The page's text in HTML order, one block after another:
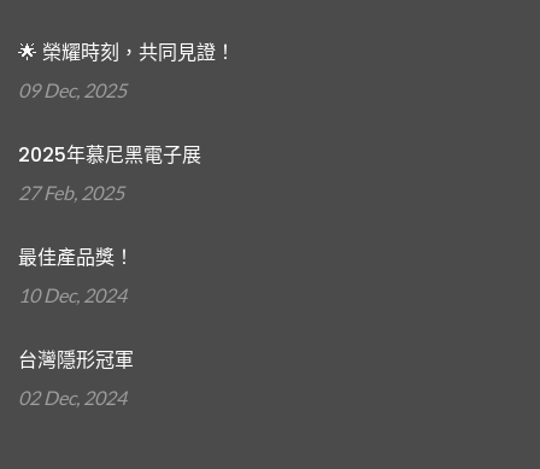
🌟 榮耀時刻，共同見證！
09 Dec, 2025
2025年慕尼黑電子展
27 Feb, 2025
最佳產品獎！
10 Dec, 2024
台灣隱形冠軍
02 Dec, 2024